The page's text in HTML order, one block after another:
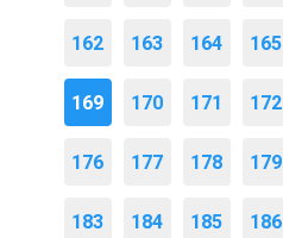
162 163 164 165
169 170 171 172
176 177 178 179
183 184 185 186